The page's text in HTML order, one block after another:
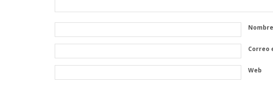
Nombre
Correo
Web